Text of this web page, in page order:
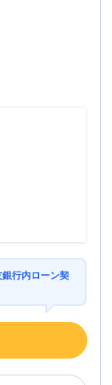
行内ローン契